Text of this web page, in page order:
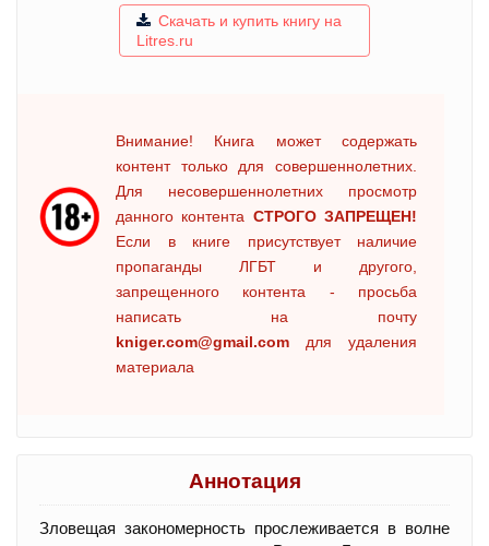
Скачать и купить книгу на
Litres.ru
Внимание! Книга может содержать
контент только для совершеннолетних.
Для несовершеннолетних просмотр
данного контента СТРОГО ЗАПРЕЩЕН!
Если в книге присутствует наличие
пропаганды ЛГБТ и другого,
запрещенного контента - просьба
написать на почту
kniger.com@gmail.com для удаления
материала
Аннотация
Зловещая закономерность прослеживается в волне